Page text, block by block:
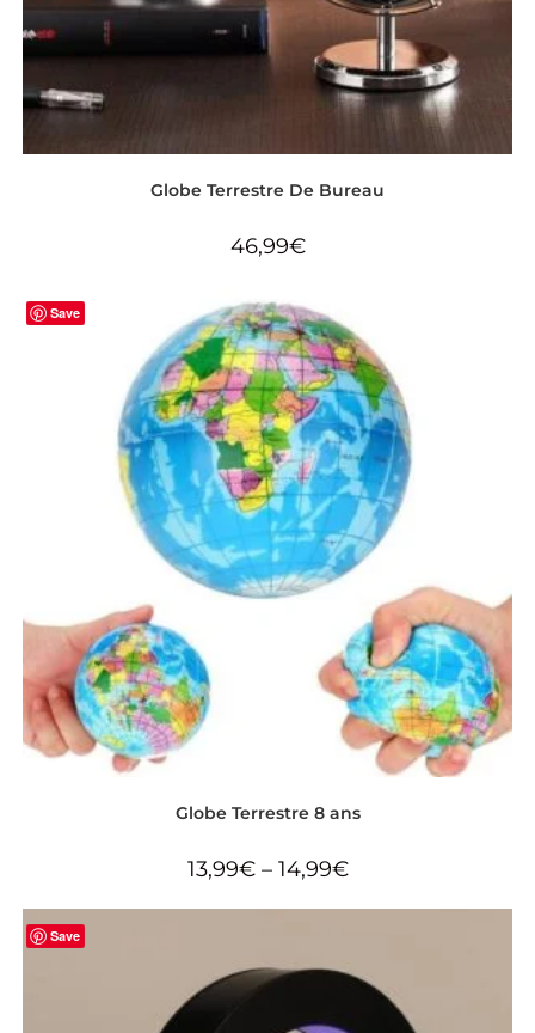
Globe Terrestre De Bureau
46,99€
Save
Globe Terrestre 8 ans
13,99€– 14,99€
Save